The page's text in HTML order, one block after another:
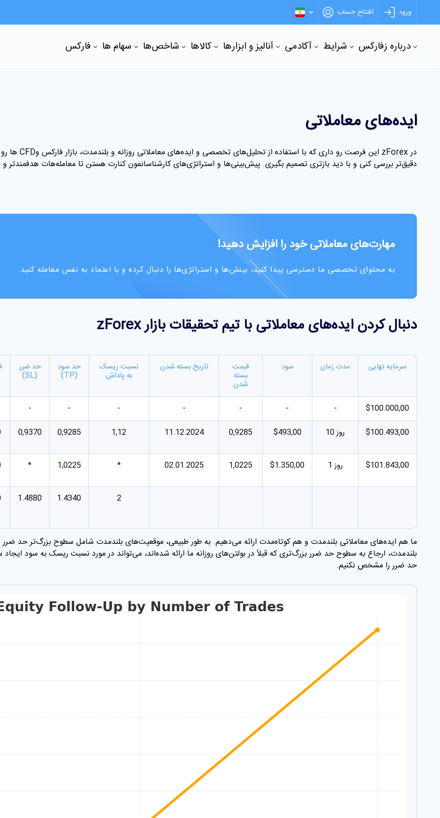
افتتاح حساب ورود
فارکس سهام ها شاخص‌ها کالاها آنالیز و ابزارها آکادمی شرایط درباره زفارکس
ایده‌های معاملاتی
درzForex این فرصت رو داری که با استفاده از تحلیل‌های تخصصی و ایده‌های معاملاتی روزانه و بلندمدت، بازار فارکس وCFD ها
دقیق‌تر بررسی کنی و با دید بازتری تصمیم بگیری. پیش‌بینی‌ها و استراتژی‌های کارشناسانمون کنارت هستن تا معامله‌هات هدفمندتر
مهارت‌های معاملاتی خود را افزایش دهید!
به محتوای تخصصی ما دسترسی پیدا کنید، بینش‌ها و استراتژی‌ها را دنبال کرده و با اعتماد به نفس معامله کنید.
دنبال کردن ایده‌های معاملاتی با تیم تحقیقات بازار zForex
حد ضرر
(SL)
حد سود
(TP)
نسبت ریسک
به پاداش
تاریخ بسته شدن قیمت
بسته
شدن
سود مدت زمان سرمایه نهایی
- - - - - - -
$100.000,00
0,9370 0,9285 1,12 11.12.2024 0,9285 $493,00 10 روز $100.493,00
* 1,0225 * 02.01.2025 1,0225 $1.350,00 1 روز $101.843,00
1.4880 1.4340 2
ما هم ایده‌های معاملاتی بلندمدت و هم کوتاه‌مدت ارائه می‌دهیم. به طور طبیعی، موقعیت‌های بلندمدت شامل سطوح بزرگ‌تر حد
بلندمدت، ارجاع به سطوح حد ضرر بزرگ‌تری که قبلاً در بولتن‌های روزانه ما ارائه شده‌اند، می‌تواند در مورد نسبت ریسک به سود
حد ضرر را مشخص نکنیم.